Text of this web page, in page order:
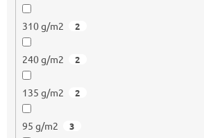
310 g/m2 2
240 g/m2 2
135 g/m2 2
95 g/m2 3